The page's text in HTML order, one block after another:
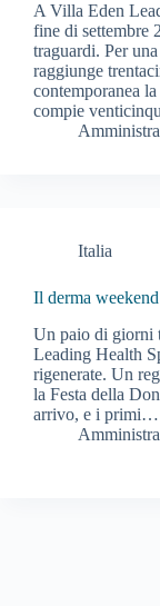
A Villa Eden
fine di settembre
traguardi. Per
raggiunge
contemporanea
compie
Italia
Il derma
Un paio di giorni
Leading Health
rigenerate. Un
la Festa della
arrivo, e i primi…